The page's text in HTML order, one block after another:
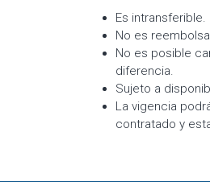
Es
No es
No es posible
diferencia.
Sujeto a
La vigencia
contratado y